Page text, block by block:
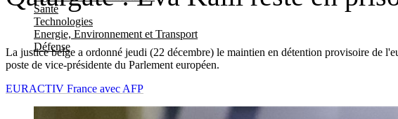
Santé
Technologies
Energie, Environnement et Transport
Défense
La justice belge a ordonné jeudi (22 décembre) le maintien en détention provisoire de
poste de vice-présidente du Parlement européen.
EURACTIV France avec AFP